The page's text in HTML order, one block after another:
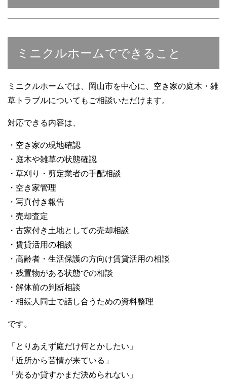
ミニクルホームでできること
ミニクルホームでは、岡山市を中心に、空き家の庭木・雑
草トラブルについてもご相談いただけます。
対応できる内容は、
・空き家の現地確認
・庭木や雑草の状態確認
・草刈り・剪定業者の手配相談
・空き家管理
・写真付き報告
・売却査定
・古家付き土地としての売却相談
・賃貸活用の相談
・高齢者・生活保護の方向け賃貸活用の相談
・残置物がある状態での相談
・解体前の判断相談
・相続人同士で話し合うための資料整理
です。
「とりあえず庭だけ何とかしたい」
「近所から苦情が来ている」
「売るか貸すかまだ決められない」